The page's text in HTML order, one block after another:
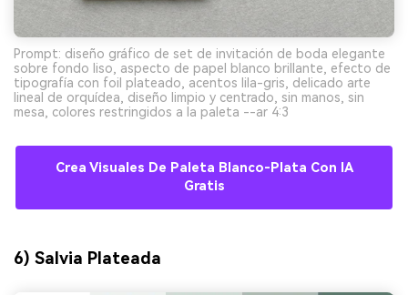
Prompt: diseño gráfico de set de invitación de boda elegante
sobre fondo liso, aspecto de papel blanco brillante, efecto de
tipografía con foil plateado, acentos lila-gris, delicado arte
lineal de orquídea, diseño limpio y centrado, sin manos, sin
mesa, colores restringidos a la paleta --ar 4:3
Crea Visuales De Paleta Blanco-Plata Con IA
Gratis
6) Salvia Plateada